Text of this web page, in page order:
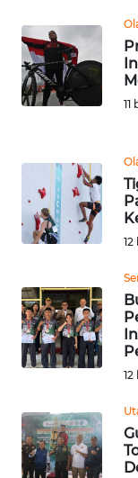
SAMOSIR
WN
PADANG
WN
SUMEDANG
WN
CIANJUR
WN
KEPULAUAN
SERIBU
WN
BINJAI